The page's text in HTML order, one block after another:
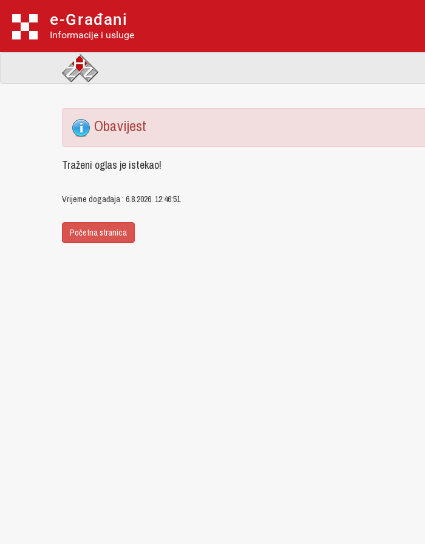
e-Građani
Informacije i usluge
Obavijest
Traženi oglas je istekao!
Vrijeme događaja : 6.8.2026. 12:46:51
Početna stranica